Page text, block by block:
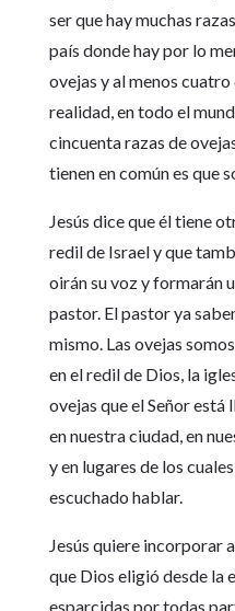
ser que hay muchas
país donde hay por lo
ovejas y al menos
realidad, en todo el
cincuenta razas de
tienen en común es que
Jesús dice que él tiene
redil de Israel y que
oirán su voz y formarán
pastor. El pastor ya
mismo. Las ovejas
en el redil de Dios, la
ovejas que el Señor está
en nuestra ciudad, en
y en lugares de los
escuchado hablar.
Jesús quiere incorporar
que Dios eligió desde la
esparcidas por todas